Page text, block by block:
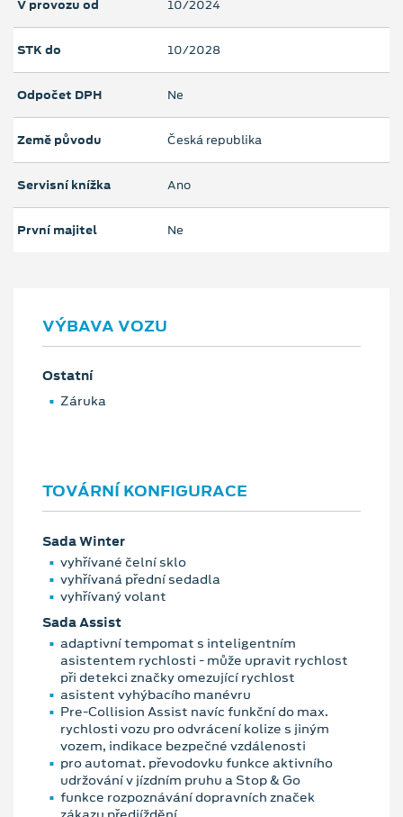
V provozu od 10/2024
STK do 10/2028
Odpočet DPH Ne
Země původu Česká republika
Servisní knížka Ano
První majitel Ne
VÝBAVA VOZU
Ostatní
Záruka
TOVÁRNÍ KONFIGURACE
Sada Winter
vyhřívané čelní sklo
vyhřívaná přední sedadla
vyhřívaný volant
Sada Assist
adaptivní tempomat s inteligentním
asistentem rychlosti - může upravit rychlost
při detekci značky omezující rychlost
asistent vyhýbacího manévru
Pre-Collision Assist navíc funkční do max.
rychlosti vozu pro odvrácení kolize s jiným
vozem, indikace bezpečné vzdálenosti
pro automat. převodovku funkce aktivního
udržování v jízdním pruhu a Stop & Go
funkce rozpoznávání dopravních značek